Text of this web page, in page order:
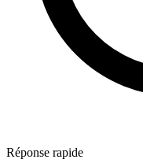
Réponse rapide